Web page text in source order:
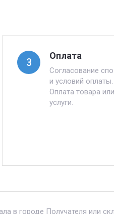
3
Оплата
Согласование
и условий оплаты.
Оплата товара или
услуги.
в городе Получателя или